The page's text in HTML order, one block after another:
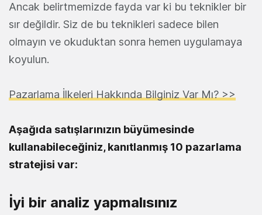
Ancak belirtmemizde fayda var ki bu teknikler bir
sır değildir. Siz de bu teknikleri sadece bilen
olmayın ve okuduktan sonra hemen uygulamaya
koyulun.
Pazarlama İlkeleri Hakkında Bilginiz Var Mı? >>
Aşağıda satışlarınızın büyümesinde
kullanabileceğiniz, kanıtlanmış 10 pazarlama
stratejisi var:
İyi bir analiz yapmalısınız